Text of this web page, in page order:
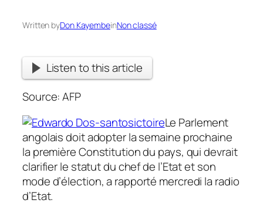
Written byDon KayembeinNon classé
Listen to this article
Source: AFP
Le Parlement
angolais doit adopter la semaine prochaine
la première Constitution du pays, qui devrait
clarifier le statut du chef de l’Etat et son
mode d’élection, a rapporté mercredi la radio
d’Etat.